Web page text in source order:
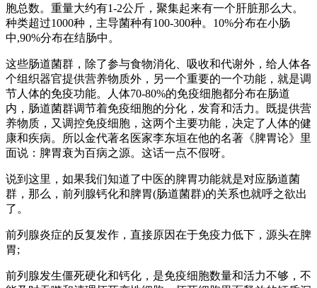
胞总数。重量大约有1-2公斤，聚集起来有一个肝脏那么大。
种类超过1000种，主导菌种有100-300种。10%分布在小肠
中,90%分布在结肠中。
这些肠道菌群，除了参与食物消化、吸收和代谢外，给人体各
个组织器官提供营养物质外，另一个重要的一个功能，就是调
节人体的免疫功能。人体70-80%的免疫细胞都分布在肠道
内，肠道菌群调节着免疫细胞的分化，发育和活力。既提供营
养物质，又调控免疫细胞，这两个主要功能，决定了人体的健
康和疾病。所以金代著名医家李东垣在他的名著《脾胃论》里
面说：脾胃衰为百病之源。这话一点不假呀。
说到这里，如果我们知道了中医的脾胃功能就是对应肠道菌
群，那么，前列腺钙化和脾胃(肠道菌群)的关系也就呼之欲出
了。
前列腺炎症的反复发作，直接原因在于免疫力低下，源头在脾
胃;
前列腺发生僵死硬化和钙化，是免疫细胞数量和活力不够，不